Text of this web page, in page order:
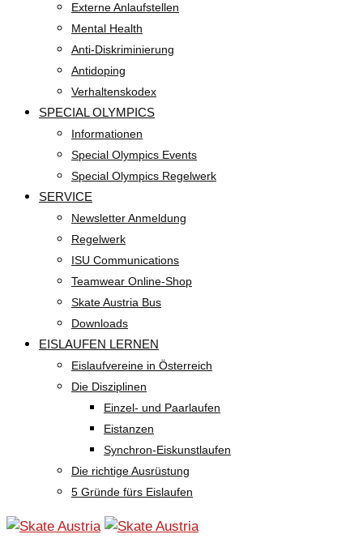
Externe Anlaufstellen
Mental Health
Anti-Diskriminierung
Antidoping
Verhaltenskodex
SPECIAL OLYMPICS
Informationen
Special Olympics Events
Special Olympics Regelwerk
SERVICE
Newsletter Anmeldung
Regelwerk
ISU Communications
Teamwear Online-Shop
Skate Austria Bus
Downloads
EISLAUFEN LERNEN
Eislaufvereine in Österreich
Die Disziplinen
Einzel- und Paarlaufen
Eistanzen
Synchron-Eiskunstlaufen
Die richtige Ausrüstung
5 Gründe fürs Eislaufen